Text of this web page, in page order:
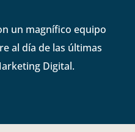
un magnífico equipo
al día de las últimas
Digital.